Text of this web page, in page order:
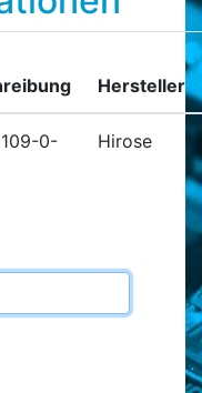
Hersteller
0-
Hirose